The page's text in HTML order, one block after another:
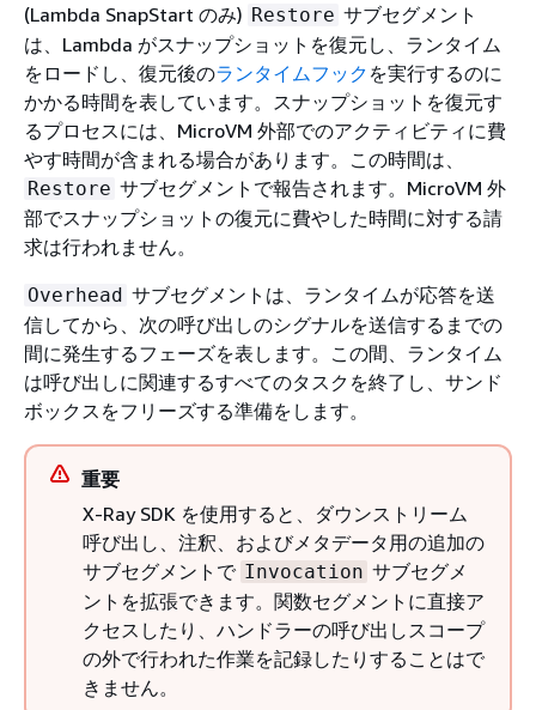
(Lambda SnapStart のみ) Restore サブセグメント
は、Lambda がスナップショットを復元し、ランタイム
をロードし、復元後のランタイムフック を実行するのに
かかる時間を表しています。スナップショットを復元す
るプロセスには、MicroVM 外部でのアクティビティに費
やす時間が含まれる場合があります。この時間は、
Restore サブセグメントで報告されます。MicroVM 外
部でスナップショットの復元に費やした時間に対する請
求は行われません。
Overhead サブセグメントは、ランタイムが応答を送
信してから、次の呼び出しのシグナルを送信するまでの
間に発生するフェーズを表します。この間、ランタイム
は呼び出しに関連するすべてのタスクを終了し、サンド
ボックスをフリーズする準備をします。
重要
X-Ray SDK を使用すると、ダウンストリーム
呼び出し、注釈、およびメタデータ用の追加の
サブセグメントで Invocation サブセグメ
ントを拡張できます。関数セグメントに直接ア
クセスしたり、ハンドラーの呼び出しスコープ
の外で行われた作業を記録したりすることはで
きません。